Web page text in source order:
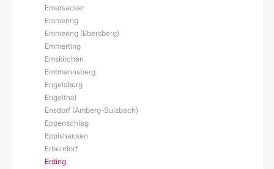
Emersacker
Emmering
Emmering (Ebersberg)
Emmerting
Emskirchen
Emtmannsberg
Engelsberg
Engelthal
Ensdorf (Amberg-Sulzbach)
Eppenschlag
Eppishausen
Erbendorf
Erding